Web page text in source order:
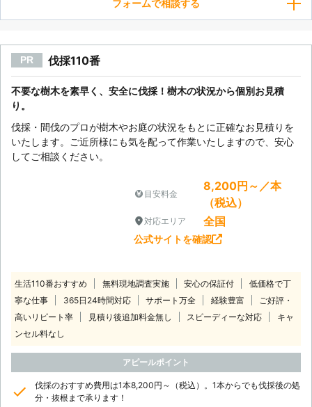
フォームで相談する
PR 伐採110番
不要な樹木を素早く、安全に伐採！樹木の状況から個別お見積
り。
伐採・間伐のプロが樹木やお庭の状況をもとに正確なお見積りを
いたします。ご近所様にも気を配って作業いたしますので、安心
してご相談ください。
目安料金
8,200円～／本
（税込）
対応エリア 全国
公式サイトを確認
生活110番おすすめ 無料現地調査実施 安心の保証付
低価格で丁
寧な仕事
365日24時間対応 サポート万全 経験豊富
ご好評・
高いリピート率
見積り後追加料金無し スピーディーな対応
キャ
ンセル料なし
アピールポイント
伐採のおすすめ費用は1本8,200円～（税込）。1本からでも伐採後の処
分・抜根まで承ります！